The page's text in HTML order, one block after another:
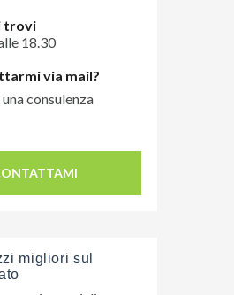
trovi
18.30
via mail?
consulenza
migliori sul